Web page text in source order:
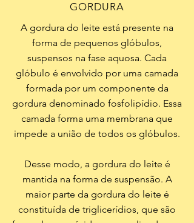
GORDURA
A gordura do leite está presente na
forma de pequenos glóbulos,
suspensos na fase aquosa. Cada
glóbulo é envolvido por uma camada
formada por um componente da
gordura denominado fosfolipídio. Essa
camada forma uma membrana que
impede a união de todos os glóbulos.
Desse modo, a gordura do leite é
mantida na forma de suspensão. A
maior parte da gordura do leite é
constituída de triglicerídios, que são